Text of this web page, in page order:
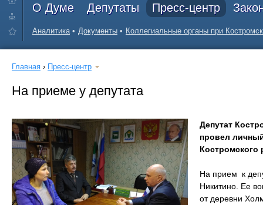
О Думе Депутаты Пресс-центр
Аналитика Документы Коллегиальные органы при
Главная › Пресс-центр
На приеме у депутата
Депутат
провел
Костромского
На прием к
Никитино. Ее
от деревни